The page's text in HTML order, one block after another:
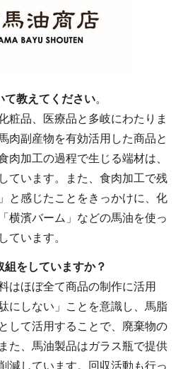
て教えてください。
粧品、医療品と多岐にわたりま
肉副産物を有効活用した商品と
肉加工の過程で生じる端材は、
ています。また、食肉加工で残
と感じたことをきっかけに、化
横濱バーム」などの馬油を使っ
ています。
をしていますか？
はほぼ全て商品の制作に活用
にしない」ことを意識し、馬脂
して活用することで、廃棄物の
た、馬油製品はガラス瓶で提供
減しています。回収活動も行っ